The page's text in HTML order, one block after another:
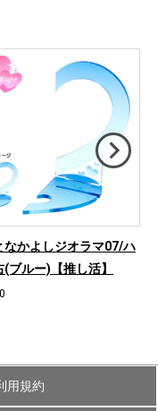
なかよしジオラマ07/ハ
(ブルー)【推し活】
用規約